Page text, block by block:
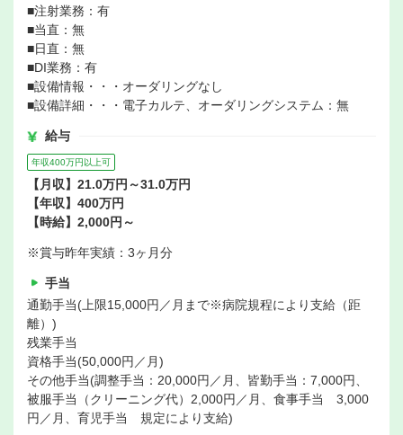
■注射業務：有
■当直：無
■日直：無
■DI業務：有
■設備情報・・・オーダリングなし
■設備詳細・・・電子カルテ、オーダリングシステム：無
給与
年収400万円以上可
【月収】21.0万円～31.0万円
【年収】400万円
【時給】2,000円～
※賞与昨年実績：3ヶ月分
手当
通勤手当(上限15,000円／月まで※病院規程により支給（距
離）)
残業手当
資格手当(50,000円／月)
その他手当(調整手当：20,000円／月、皆勤手当：7,000円、
被服手当（クリーニング代）2,000円／月、食事手当 3,000
円／月、育児手当 規定により支給)